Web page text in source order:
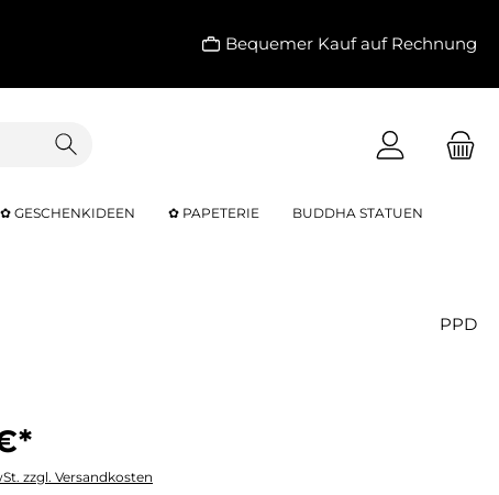
Bequemer Kauf auf Rechnung
✿ GESCHENKIDEEN ✿ PAPETERIE BUDDHA STATUEN
PPD
zzgl. Versandkosten